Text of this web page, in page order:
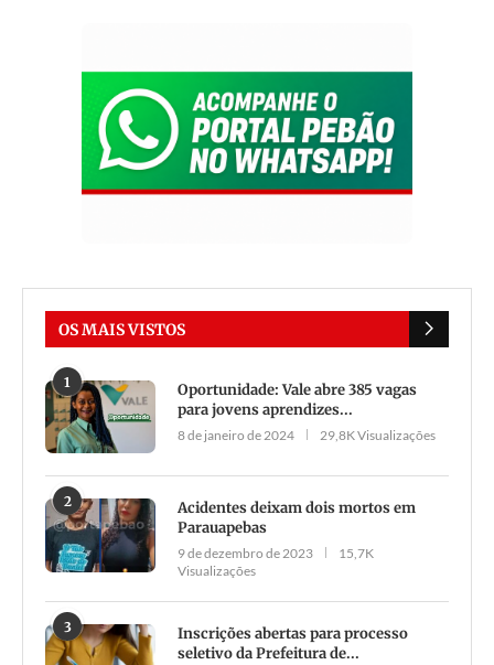
OS MAIS VISTOS
1
Oportunidade: Vale abre 385 vagas
para jovens aprendizes...
8 de janeiro de 2024 29,8K Visualizações
2
Acidentes deixam dois mortos em
Parauapebas
9 de dezembro de 2023
15,7K
Visualizações
3
Inscrições abertas para processo
seletivo da Prefeitura de...